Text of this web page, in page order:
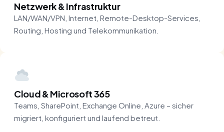
Netzwerk & Infrastruktur
LAN/WAN/VPN, Internet, Remote-Desktop-Services,
Routing, Hosting und Telekommunikation.
Cloud & Microsoft 365
Teams, SharePoint, Exchange Online, Azure – sicher
migriert, konfiguriert und laufend betreut.